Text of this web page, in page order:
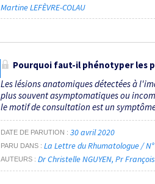
Martine LEFÈVRE-COLAU
Pourquoi faut-il phénotyper les
Les lésions anatomiques détectées à
plus souvent asymptomatiques ou
le motif de consultation est un
DATE DE PARUTION 30 avril 2020
PARU DANS La Lettre du Rhumatologue /
AUTEURS Dr Christelle NGUYEN Pr